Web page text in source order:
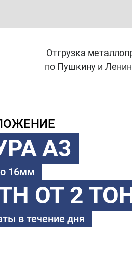
Отгрузка
по Пушкину и
А3
16мм
ОТ 2
в течение дня